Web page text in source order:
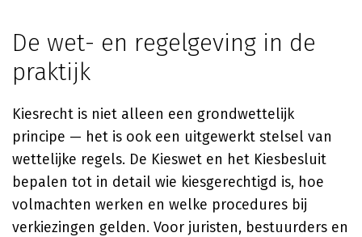
De wet- en regelgeving in de
praktijk
Kiesrecht is niet alleen een grondwettelijk
principe — het is ook een uitgewerkt stelsel van
wettelijke regels. De Kieswet en het Kiesbesluit
bepalen tot in detail wie kiesgerechtigd is, hoe
volmachten werken en welke procedures bij
verkiezingen gelden. Voor juristen, bestuurders en